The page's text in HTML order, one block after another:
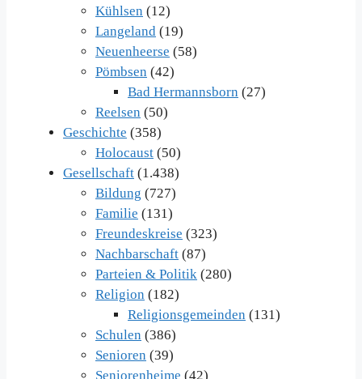
Kühlsen (12)
Langeland (19)
Neuenheerse (58)
Pömbsen (42)
Bad Hermannsborn (27)
Reelsen (50)
Geschichte (358)
Holocaust (50)
Gesellschaft (1.438)
Bildung (727)
Familie (131)
Freundeskreise (323)
Nachbarschaft (87)
Parteien & Politik (280)
Religion (182)
Religionsgemeinden (131)
Schulen (386)
Senioren (39)
Seniorenheime (42)